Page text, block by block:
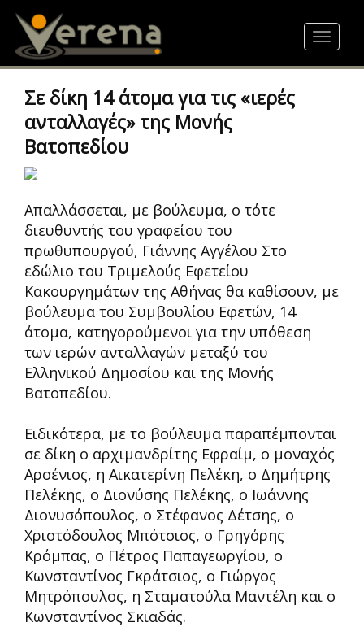
content
Toggle
Σε δίκη 14 άτομα για τις «ιερές
ανταλλαγές» της Μονής
Βατοπεδίου
Απαλλάσσεται, με βούλευμα, ο τότε
διευθυντής του γραφείου του
πρωθυπουργού, Γιάννης Αγγέλου Στο
εδώλιο του Τριμελούς Εφετείου
Κακουργημάτων της Αθήνας θα καθίσουν, με
βούλευμα του Συμβουλίου Εφετών, 14
άτομα, κατηγορούμενοι για την υπόθεση
των ιερών ανταλλαγών μεταξύ του
Ελληνικού Δημοσίου και της Μονής
Βατοπεδίου.
Ειδικότερα, με το βούλευμα παραπέμπονται
σε δίκη ο αρχιμανδρίτης Εφραίμ, ο μοναχός
Αρσένιος, η Αικατερίνη Πελέκη, ο Δημήτρης
Πελέκης, ο Διονύσης Πελέκης, ο Ιωάννης
Διονυσόπουλος, ο Στέφανος Δέτσης, ο
Χριστόδουλος Μπότσιος, ο Γρηγόρης
Κρόμπας, ο Πέτρος Παπαγεωργίου, ο
Κωνσταντίνος Γκράτσιος, ο Γιώργος
Μητρόπουλος, η Σταματούλα Μαντέλη και ο
Κωνσταντίνος Σκιαδάς.